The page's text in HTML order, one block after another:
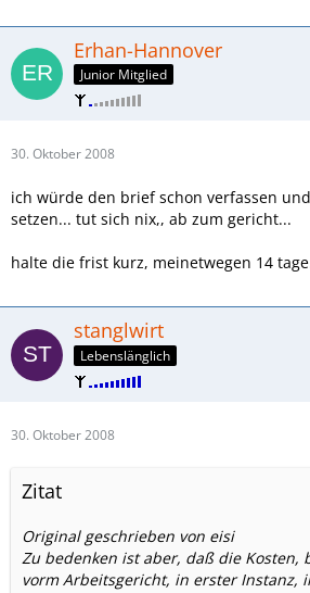
Erhan-Hannover
Junior Mitglied
30. Oktober 2008
ich würde den brief schon verfassen
setzen... tut sich nix,, ab zum gericht...
halte die frist kurz, meinetwegen 14
stanglwirt
Lebenslänglich
30. Oktober 2008
Zitat
Original geschrieben von eisi
Zu bedenken ist aber, daß die Kosten,
vorm Arbeitsgericht, in erster Instanz,